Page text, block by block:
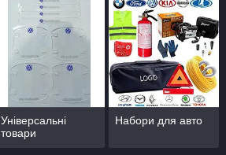
Універсальні
товари
Набори для авто